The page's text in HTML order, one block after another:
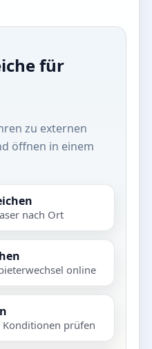
für
zu externen
öffnen in einem
nach Ort
online
prüfen